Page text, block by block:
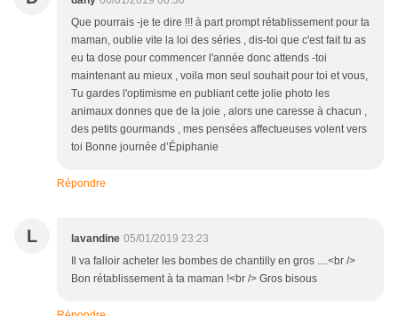
Que pourrais -je te dire !!! à part prompt rétablissement pour ta
maman, oublie vite la loi des séries , dis-toi que c'est fait tu as
eu ta dose pour commencer l'année donc attends -toi
maintenant au mieux , voila mon seul souhait pour toi et vous,
Tu gardes l'optimisme en publiant cette jolie photo les
animaux donnes que de la joie , alors une caresse à chacun ,
des petits gourmands , mes pensées affectueuses volent vers
toi Bonne journée d’Épiphanie
Répondre
L lavandine 05/01/2019 23:23
Il va falloir acheter les bombes de chantilly en gros ....<br />
Bon rétablissement à ta maman !<br /> Gros bisous